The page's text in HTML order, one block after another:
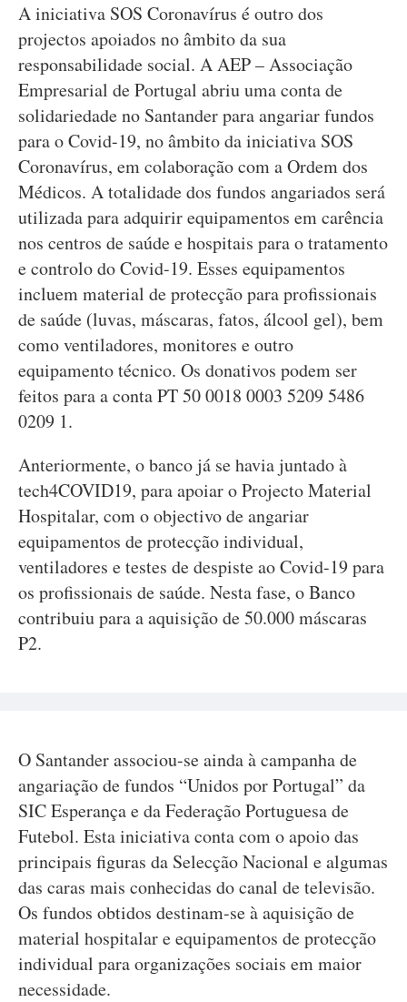
A iniciativa SOS Coronavírus é outro dos
projectos apoiados no âmbito da sua
responsabilidade social. A AEP – Associação
Empresarial de Portugal abriu uma conta de
solidariedade no Santander para angariar fundos
para o Covid-19, no âmbito da iniciativa SOS
Coronavírus, em colaboração com a Ordem dos
Médicos. A totalidade dos fundos angariados será
utilizada para adquirir equipamentos em carência
nos centros de saúde e hospitais para o tratamento
e controlo do Covid-19. Esses equipamentos
incluem material de protecção para profissionais
de saúde (luvas, máscaras, fatos, álcool gel), bem
como ventiladores, monitores e outro
equipamento técnico. Os donativos podem ser
feitos para a conta PT 50 0018 0003 5209 5486
0209 1.
Anteriormente, o banco já se havia juntado à
tech4COVID19, para apoiar o Projecto Material
Hospitalar, com o objectivo de angariar
equipamentos de protecção individual,
ventiladores e testes de despiste ao Covid-19 para
os profissionais de saúde. Nesta fase, o Banco
contribuiu para a aquisição de 50.000 máscaras
P2.
O Santander associou-se ainda à campanha de
angariação de fundos “Unidos por Portugal” da
SIC Esperança e da Federação Portuguesa de
Futebol. Esta iniciativa conta com o apoio das
principais figuras da Selecção Nacional e algumas
das caras mais conhecidas do canal de televisão.
Os fundos obtidos destinam-se à aquisição de
material hospitalar e equipamentos de protecção
individual para organizações sociais em maior
necessidade.